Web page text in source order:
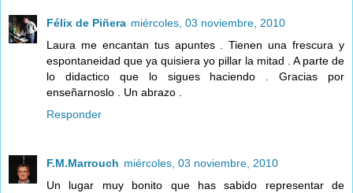
Félix de Piñera miércoles, 03 noviembre, 2010
Laura me encantan tus apuntes . Tienen una frescura y
espontaneidad que ya quisiera yo pillar la mitad . A parte de
lo didactico que lo sigues haciendo . Gracias por
enseñarnoslo . Un abrazo .
Responder
F.M.Marrouch miércoles, 03 noviembre, 2010
Un lugar muy bonito que has sabido representar de